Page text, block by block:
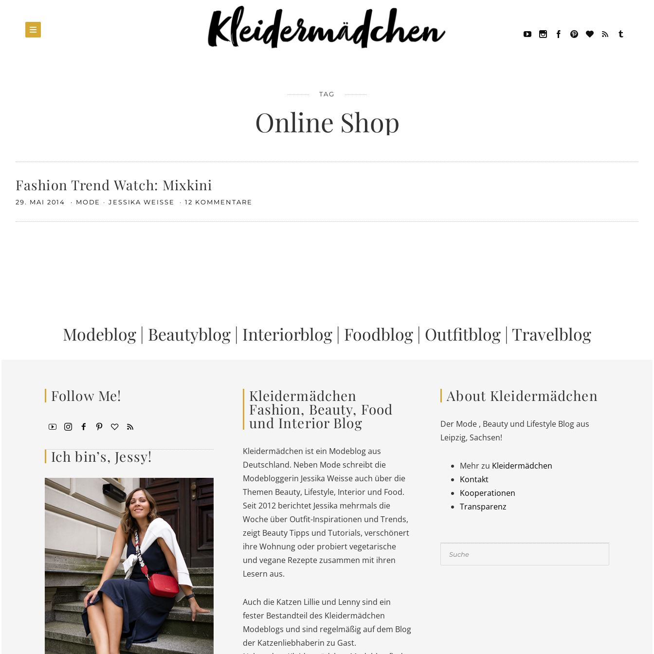
TAG
Online Shop
Fashion Trend Watch: Mixkini
29. MAI 2014 MODE JESSIKA WEISSE 12 KOMMENTARE
Modeblog | Beautyblog | Interiorblog | Foodblog | Outfitblog | Travelblog
Follow Me!
Ich bin’s, Jessy!
Kleidermädchen
Fashion, Beauty, Food
und Interior Blog
Kleidermädchen ist ein Modeblog aus
Deutschland. Neben Mode schreibt die
Modebloggerin Jessika Weisse auch über die
Themen Beauty, Lifestyle, Interior und Food.
Seit 2012 berichtet Jessika mehrmals die
Woche über Outfit-Inspirationen und Trends,
zeigt Beauty Tipps und Tutorials, verschönert
ihre Wohnung oder probiert vegetarische
und vegane Rezepte zusammen mit ihren
Lesern aus.
Auch die Katzen Lillie und Lenny sind ein
fester Bestandteil des Kleidermädchen
Modeblogs und sind regelmäßig auf dem Blog
der Katzenliebhaberin zu Gast.
About Kleidermädchen
Der Mode , Beauty und Lifestyle Blog aus
Leipzig, Sachsen!
Mehr zu Kleidermädchen
Kontakt
Kooperationen
Transparenz
Suchen